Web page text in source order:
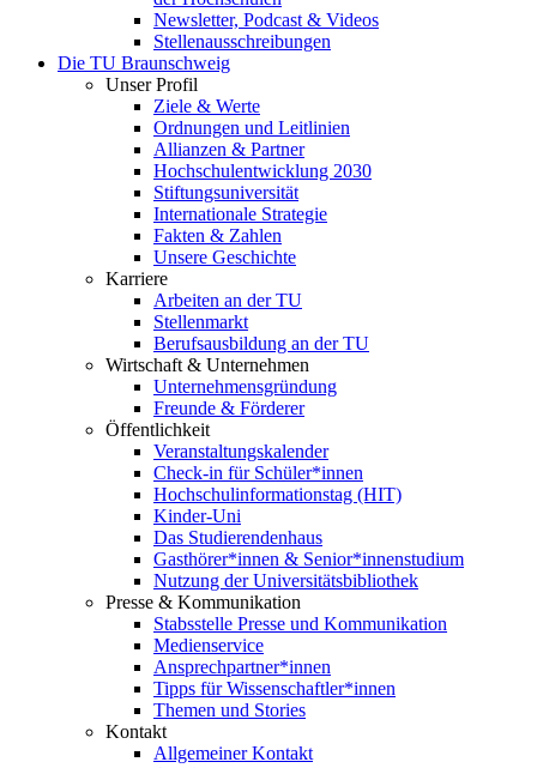
Newsletter, Podcast & Videos
Stellenausschreibungen
Die TU Braunschweig
Unser Profil
Ziele & Werte
Ordnungen und Leitlinien
Allianzen & Partner
Hochschulentwicklung 2030
Stiftungsuniversität
Internationale Strategie
Fakten & Zahlen
Unsere Geschichte
Karriere
Arbeiten an der TU
Stellenmarkt
Berufsausbildung an der TU
Wirtschaft & Unternehmen
Unternehmensgründung
Freunde & Förderer
Öffentlichkeit
Veranstaltungskalender
Check-in für Schüler*innen
Hochschulinformationstag (HIT)
Kinder-Uni
Das Studierendenhaus
Gasthörer*innen & Senior*innenstudium
Nutzung der Universitätsbibliothek
Presse & Kommunikation
Stabsstelle Presse und Kommunikation
Medienservice
Ansprechpartner*innen
Tipps für Wissenschaftler*innen
Themen und Stories
Kontakt
Allgemeiner Kontakt